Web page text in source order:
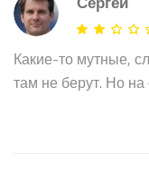
Какие-то мутные,
там не берут. Но на